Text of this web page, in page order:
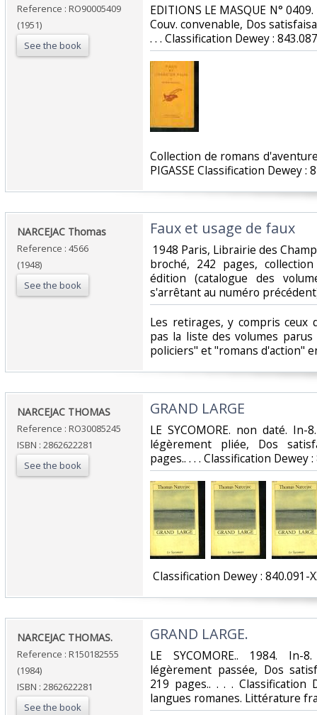
Reference : RO90005409
(1951)
See the book
‎EDITIONS LE MASQUE N°
Couv. convenable, Dos
. . . Classification Dewey :
‎Collection de romans
PIGASSE Classification Dewey
‎NARCEJAC Thomas‎
Reference : 4566
(1948)
See the book
‎Faux et usage de faux‎
1948 Paris, Librairie des
broché, 242 pages,
édition (catalogue des
s'arrêtant au numéro
‎Les retirages, y compris ceux
pas la liste des volumes
policiers" et "romans d'action"
‎NARCEJAC THOMAS‎
Reference : RO30085245
ISBN : 2862622281
See the book
‎GRAND LARGE‎
‎LE SYCOMORE. non daté. In-
légèrement pliée, Dos
pages.. . . . Classification Dewey
Classification Dewey : 840.091-
‎NARCEJAC THOMAS.‎
Reference : R150182555
(1984)
ISBN : 2862622281
See the book
‎GRAND LARGE.‎
‎LE SYCOMORE.. 1984.
légèrement passée, Dos
219 pages.. . . . Classification
langues romanes. Littérature